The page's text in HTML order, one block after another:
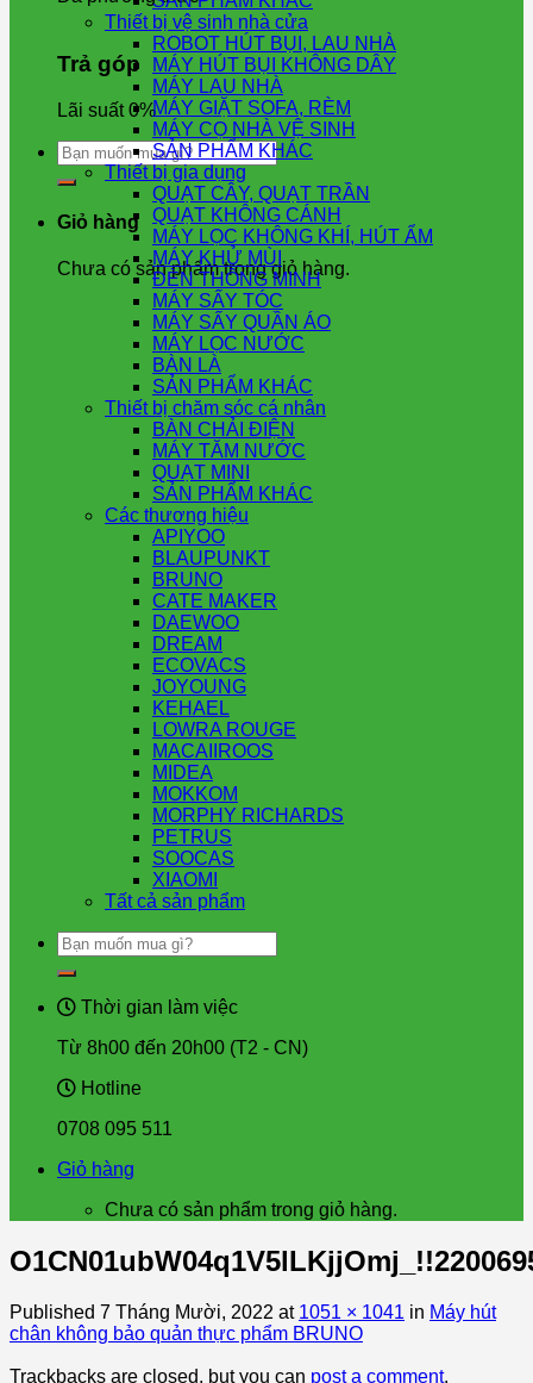
Trả góp
Lãi suất 0%
Tìm
kiếm:
Giỏ hàng
Chưa có sản phẩm trong giỏ hàng.
Thiết bị vệ sinh nhà cửa
ROBOT HÚT BỤI, LAU NHÀ
MÁY HÚT BỤI KHÔNG DÂY
MÁY LAU NHÀ
MÁY GIẶT SOFA, RÈM
MÁY CỌ NHÀ VỆ SINH
SẢN PHẨM KHÁC
Thiết bị gia dụng
QUẠT CÂY, QUẠT TRẦN
QUẠT KHÔNG CÁNH
MÁY LỌC KHÔNG KHÍ, HÚT ẨM
MÁY KHỬ MÙI
ĐÈN THÔNG MINH
MÁY SẤY TÓC
MÁY SẤY QUẦN ÁO
MÁY LỌC NƯỚC
BÀN LÀ
SẢN PHẨM KHÁC
Thiết bị chăm sóc cá nhân
BÀN CHẢI ĐIỆN
MÁY TĂM NƯỚC
QUẠT MINI
SẢN PHẨM KHÁC
Các thương hiệu
APIYOO
BLAUPUNKT
BRUNO
CATE MAKER
DAEWOO
DREAM
ECOVACS
JOYOUNG
KEHAEL
LOWRA ROUGE
MACAIIROOS
MIDEA
MOKKOM
MORPHY RICHARDS
PETRUS
SOOCAS
XIAOMI
Tất cả sản phẩm
Tìm
kiếm:
Thời gian làm việc
Từ 8h00 đến 20h00 (T2 - CN)
Hotline
0708 095 511
Giỏ hàng
Chưa có sản phẩm trong giỏ hàng.
Published 7 Tháng Mười, 2022 at 1051 × 1041 in Máy hút
chân không bảo quản thực phẩm BRUNO
Trackbacks are closed, but you can post a comment.